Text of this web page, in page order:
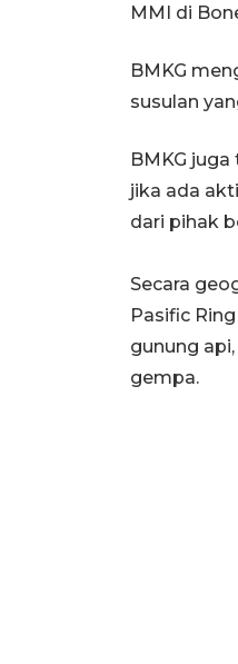
MMI di
BMKG
susulan
BMKG
jika ada
dari pihak
Secara
Pasific
gunung
gempa.